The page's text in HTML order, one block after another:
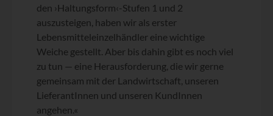
den ›Haltungsform‹-Stufen 1 und 2
auszusteigen, haben wir als erster
Lebensmitteleinzelhändler eine wichtige
Weiche gestellt. Aber bis dahin gibt es noch viel
zu tun — eine Herausforderung, die wir gerne
gemeinsam mit der Landwirtschaft, unseren
LieferantInnen und unseren KundInnen
angehen.«